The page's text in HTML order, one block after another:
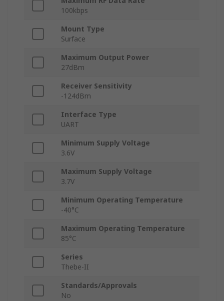
100kbps
Mount Type
Surface
Maximum Output Power
27dBm
Receiver Sensitivity
-124dBm
Interface Type
UART
Minimum Supply Voltage
3.6V
Maximum Supply Voltage
3.7V
Minimum Operating Temperature
-40°C
Maximum Operating Temperature
85°C
Series
Thebe-II
Standards/Approvals
No